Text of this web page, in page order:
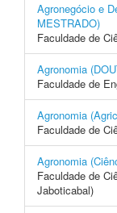
Agronegócio e
MESTRADO)
Faculdade de
Agronomia
Faculdade de
Agronomia
Faculdade de
Agronomia
Faculdade de
Jaboticabal)